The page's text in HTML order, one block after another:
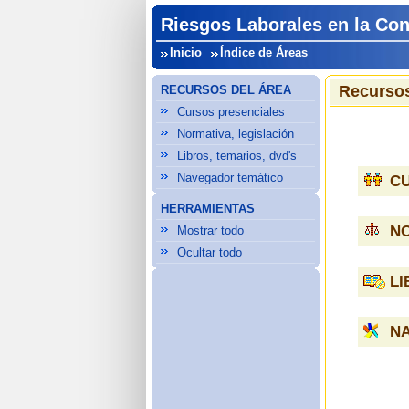
Riesgos Laborales en la
Inicio Índice de Áreas
RECURSOS DEL ÁREA
Cursos presenciales
Normativa, legislación
Libros, temarios, dvd's
Navegador temático
HERRAMIENTAS
Mostrar todo
Ocultar todo